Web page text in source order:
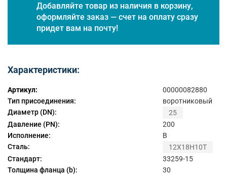
Добавляйте товар из наличия в корзину,
оформляйте заказ — счет на оплату сразу
придет вам на почту!
Характеристики:
Артикул:
00000082880
Тип присоединения:
воротниковый
Диаметр (DN):
25
Давление (PN):
200
Исполнение:
B
Сталь:
12Х18Н10Т
Стандарт:
33259-15
Толщина фланца (b):
30